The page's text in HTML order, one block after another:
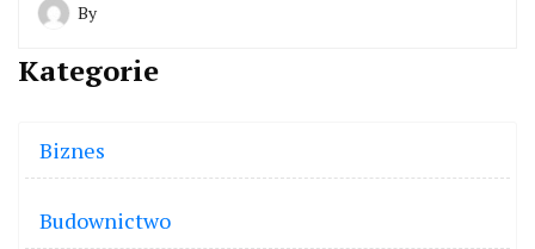
By
Kategorie
Biznes
Budownictwo